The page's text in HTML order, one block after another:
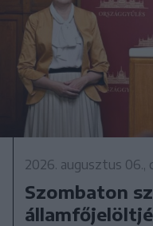
2026. augusztus
Szombaton